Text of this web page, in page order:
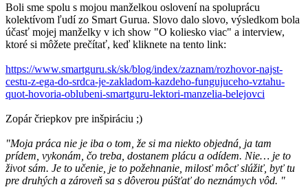
Boli sme spolu s mojou manželkou oslovení na spoluprácu
kolektívom ľudí zo Smart Gurua. Slovo dalo slovo, výsledkom bola
účasť mojej manželky v ich show "O koliesko viac" a interview,
ktoré si môžete prečítať, keď kliknete na tento link:
https://www.smartguru.sk/sk/blog/index/zaznam/rozhovor-najst-
cestu-z-ega-do-srdca-je-zakladom-kazdeho-fungujuceho-vztahu-
quot-hovoria-oblubeni-smartguru-lektori-manzelia-belejovci
Zopár čriepkov pre inšpiráciu ;)
"Moja práca nie je iba o tom, že si ma niekto objedná, ja tam
prídem, vykonám, čo treba, dostanem plácu a odídem. Nie… je to
život sám. Je to učenie, je to požehnanie, milosť môcť slúžiť, byť tu
pre druhých a zároveň sa s dôverou púšťať do neznámych vôd. "